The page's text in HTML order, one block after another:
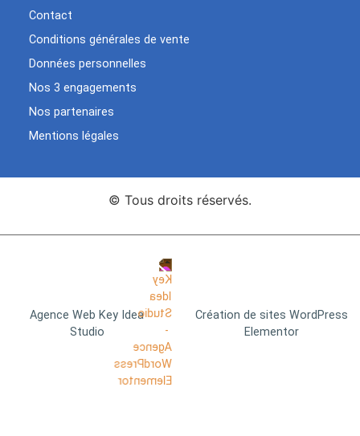
Contact
Conditions générales de vente
Données personnelles
Nos 3 engagements
Nos partenaires
Mentions légales
© Tous droits réservés.
Agence Web Key Idea
Studio
Création de sites WordPress
Elementor